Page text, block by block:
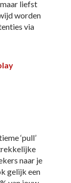
liefst
worden
via
‘pull’
naar je
gelijk een